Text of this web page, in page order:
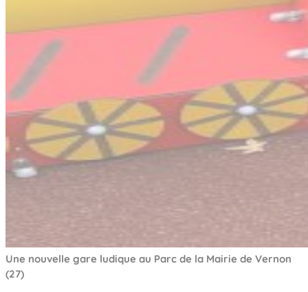
Une nouvelle gare ludique au Parc de la Mairie de Vernon
(27)